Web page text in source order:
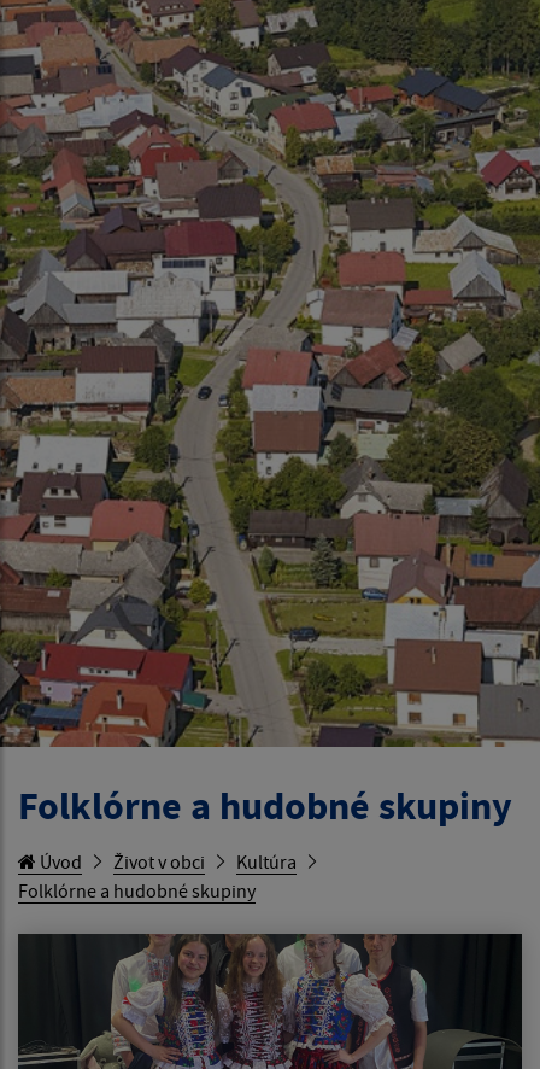
Folklórne a hudobné skupiny
Úvod Život v obci
Kultúra
Folklórne a hudobné skupiny